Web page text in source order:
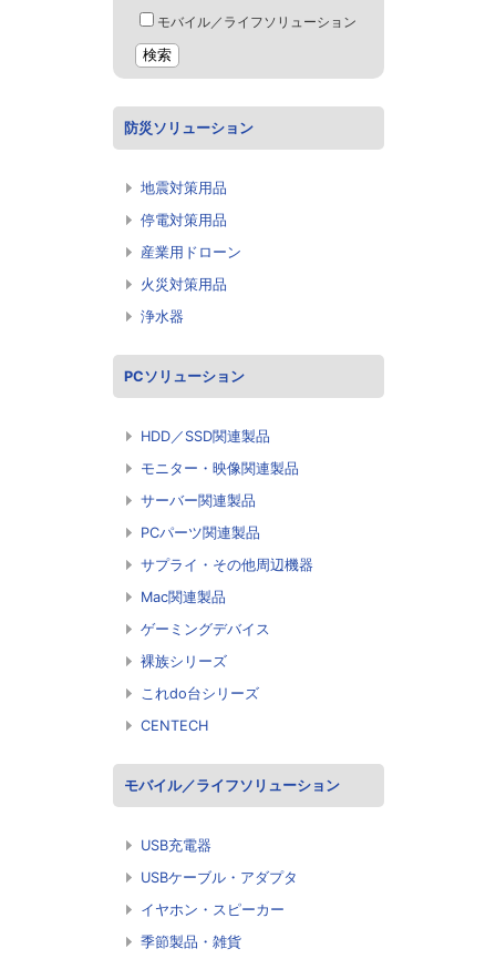
モバイル／ライフソリューション
防災ソリューション
地震対策用品
停電対策用品
産業用ドローン
火災対策用品
浄水器
PCソリューション
HDD／SSD関連製品
モニター・映像関連製品
サーバー関連製品
PCパーツ関連製品
サプライ・その他周辺機器
Mac関連製品
ゲーミングデバイス
裸族シリーズ
これdo台シリーズ
CENTECH
モバイル／ライフソリューション
USB充電器
USBケーブル・アダプタ
イヤホン・スピーカー
季節製品・雑貨